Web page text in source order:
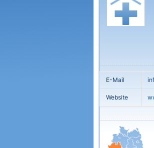
E-Mail
Website